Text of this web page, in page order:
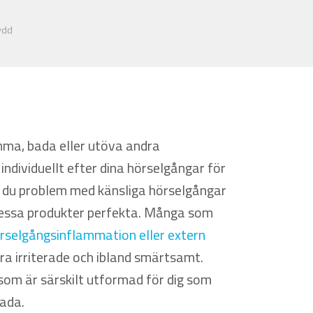
bada eller utöva andra
efter dina hörselgångar för
problem med känsliga hörselgångar
produkter perfekta. Många som
eller extern
irriterade och ibland smärtsamt.
är särskilt utformad för dig som